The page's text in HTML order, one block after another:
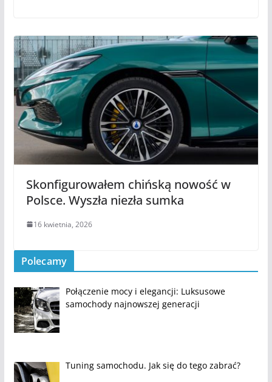
Skonfigurowałem chińską nowość w
Polsce. Wyszła niezła sumka
16 kwietnia, 2026
Polecamy
Połączenie mocy i elegancji: Luksusowe
samochody najnowszej generacji
Tuning samochodu. Jak się do tego zabrać?